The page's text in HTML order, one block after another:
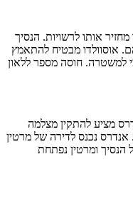
אותו לרשויות. הנסיך
אוסוולדו מבטיח להתאמץ
למשטרה. חוסה מספר ללאון
מציע להתקין מצלמה
אנדרס נכנס לדירה של מרטין
ומרטין נפתחת